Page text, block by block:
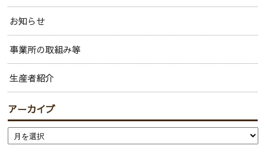
お知らせ
事業所の取組み等
生産者紹介
アーカイブ